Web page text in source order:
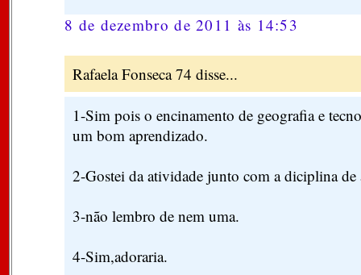
8 de dezembro de 2011 às 14:53
Rafaela Fonseca 74 disse...
1-Sim pois o encinamento de geografia e
um bom aprendizado.
2-Gostei da atividade junto com a diciplina de
3-não lembro de nem uma.
4-Sim,adoraria.